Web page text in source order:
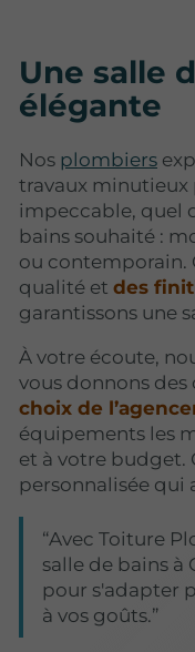
Une salle
élégante
Nos plombiers
travaux
impeccable, quel
bains souhaité :
ou contemporain.
qualité etdes
garantissons une
À votre écoute,
vous donnons des
choix de
équipements les
et à votre budget.
personnalisée qui
Avec Toiture
salle de bains à
pour s'adapter
à vos goûts.